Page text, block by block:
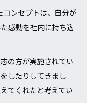
ンセプトは、自分が
感動を社内に持ち込
の⽅が実施されてい
したりしてきまし
てくれたと考えてい